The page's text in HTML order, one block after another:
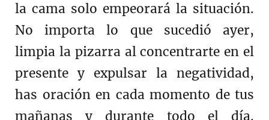
la cama solo empeorará la situación.
No importa lo que sucedió ayer,
limpia la pizarra al concentrarte en el
presente y expulsar la negatividad,
has oración en cada momento de tus
mañanas y durante todo el día.